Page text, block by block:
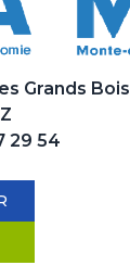
Grands Bois
29 54